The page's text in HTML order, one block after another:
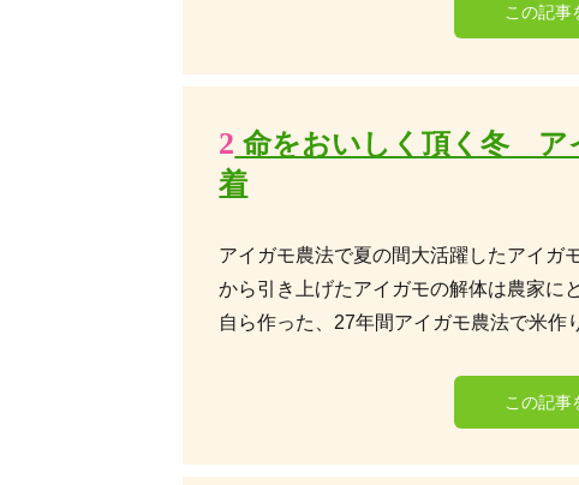
この記事
2 命をおいしく頂く冬 ア
着
アイガモ農法で夏の間大活躍したアイガ
から引き上げたアイガモの解体は農家に
自ら作った、27年間アイガモ農法で米作
この記事